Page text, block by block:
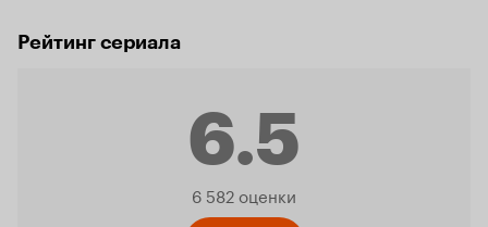
Рейтинг сериала
6.5
Рейтинг
6 582 оценки